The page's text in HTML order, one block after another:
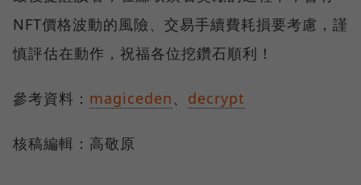
NFT價格波動的風險、交易手續費耗損要考慮，謹
慎評估在動作，祝福各位挖鑽石順利！
參考資料： magiceden、 decrypt
核稿編輯：高敬原